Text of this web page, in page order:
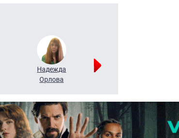
Надежда
Орлова